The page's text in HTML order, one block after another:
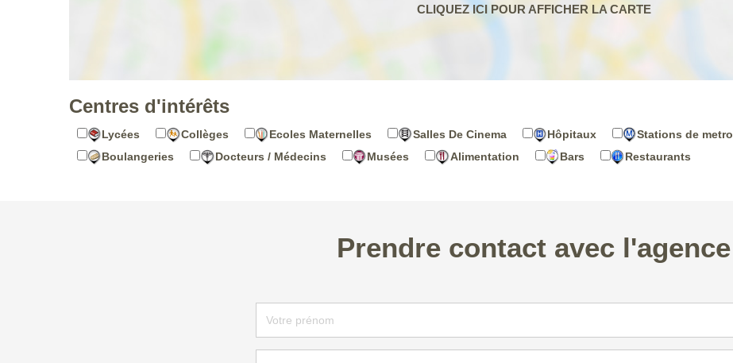
Centres d'intérêts
Lycées Collèges Ecoles Maternelles Salles De Cinema Hôpitaux Stations de metro
Boulangeries
Docteurs / Médecins Musées Alimentation Bars Restaurants
Prendre contact avec l'agence